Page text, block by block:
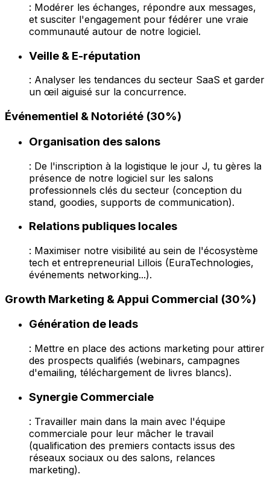
: Modérer les échanges, répondre aux messages,
et susciter l'engagement pour fédérer une vraie
communauté autour de notre logiciel.
Veille & E-réputation
: Analyser les tendances du secteur SaaS et garder
un œil aiguisé sur la concurrence.
Événementiel & Notoriété (30%)
Organisation des salons
: De l'inscription à la logistique le jour J, tu gères la
présence de notre logiciel sur les salons
professionnels clés du secteur (conception du
stand, goodies, supports de communication).
Relations publiques locales
: Maximiser notre visibilité au sein de l'écosystème
tech et entrepreneurial Lillois (EuraTechnologies,
événements networking...).
Growth Marketing & Appui Commercial (30%)
Génération de leads
: Mettre en place des actions marketing pour attirer
des prospects qualifiés (webinars, campagnes
d'emailing, téléchargement de livres blancs).
Synergie Commerciale
: Travailler main dans la main avec l'équipe
commerciale pour leur mâcher le travail
(qualification des premiers contacts issus des
réseaux sociaux ou des salons, relances
marketing).